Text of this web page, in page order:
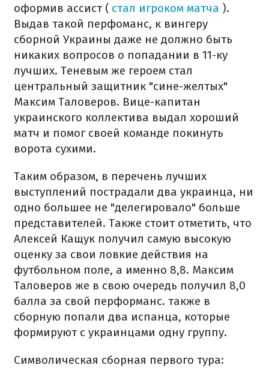
оформив ассист ( стал игроком матча ).
Выдав такой перфоманс, к вингеру
сборной Украины даже не должно быть
никаких вопросов о попадании в 11-ку
лучших. Теневым же героем стал
центральный защитник "сине-желтых"
Максим Таловеров. Вице-капитан
украинского коллектива выдал хороший
матч и помог своей команде покинуть
ворота сухими.
Таким образом, в перечень лучших
выступлений пострадали два украинца, ни
одно большее не "делегировало" больше
представителей. Также стоит отметить, что
Алексей Кащук получил самую высокую
оценку за свои ловкие действия на
футбольном поле, а именно 8,8. Максим
Таловеров же в свою очередь получил 8,0
балла за свой перформанс. также в
сборную попали два испанца, которые
формируют с украинцами одну группу.
Символическая сборная первого тура: